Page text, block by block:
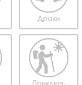
Драки
Приключ.